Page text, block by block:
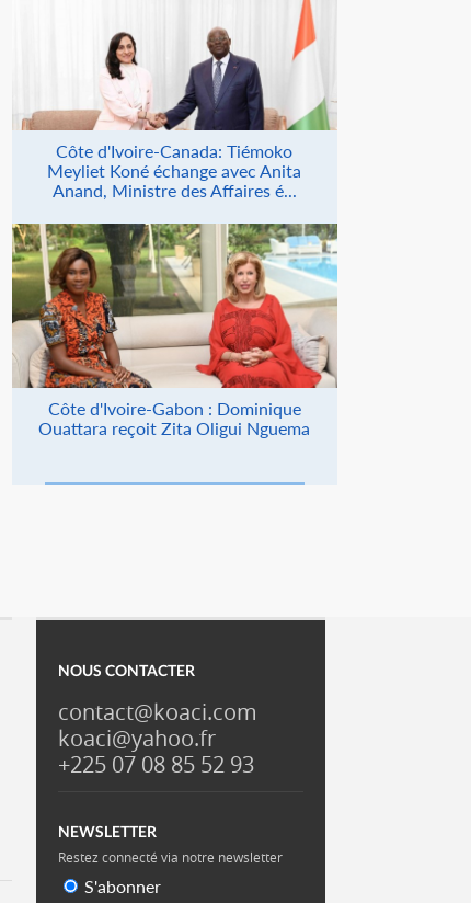
Côte d'Ivoire-Canada: Tiémoko
Meyliet Koné échange avec Anita
Anand, Ministre des Affaires é...
Côte d'Ivoire-Gabon : Dominique
Ouattara reçoit Zita Oligui Nguema
NOUS CONTACTER
contact@koaci.com
koaci@yahoo.fr
+225 07 08 85 52 93
NEWSLETTER
Restez connecté via notre newsletter
S'abonner